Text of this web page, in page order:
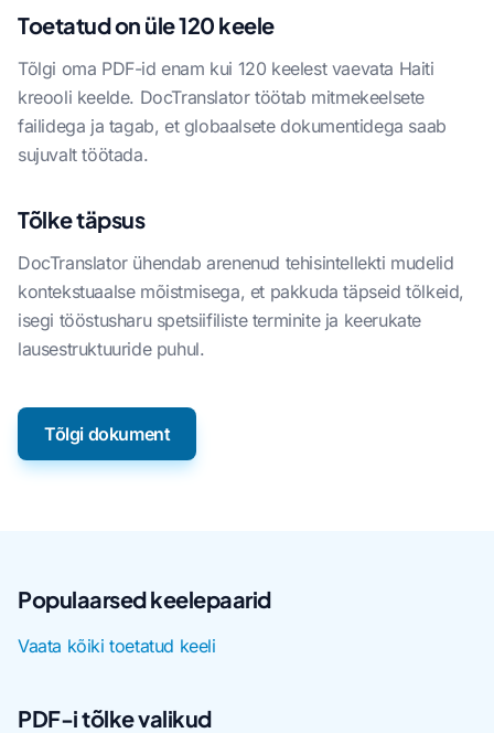
Toetatud on üle 120 keele
Tõlgi oma PDF-id enam kui 120 keelest vaevata Haiti
kreooli keelde. DocTranslator töötab mitmekeelsete
failidega ja tagab, et globaalsete dokumentidega saab
sujuvalt töötada.
Tõlke täpsus
DocTranslator ühendab arenenud tehisintellekti mudelid
kontekstuaalse mõistmisega, et pakkuda täpseid tõlkeid,
isegi tööstusharu spetsiifiliste terminite ja keerukate
lausestruktuuride puhul.
Tõlgi dokument
Populaarsed keelepaarid
Vaata kõiki toetatud keeli
PDF-i tõlke valikud